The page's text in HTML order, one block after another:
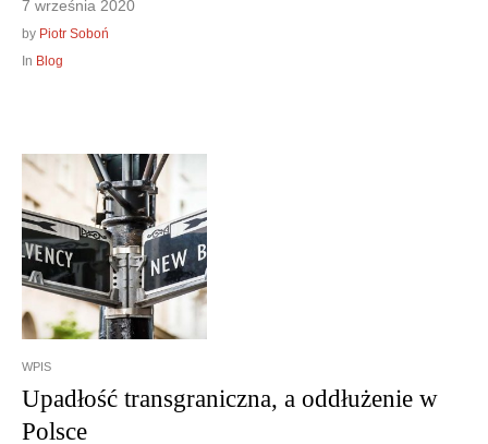
7 września 2020
by Piotr Soboń
In Blog
WPIS
Upadłość transgraniczna, a oddłużenie w
Polsce